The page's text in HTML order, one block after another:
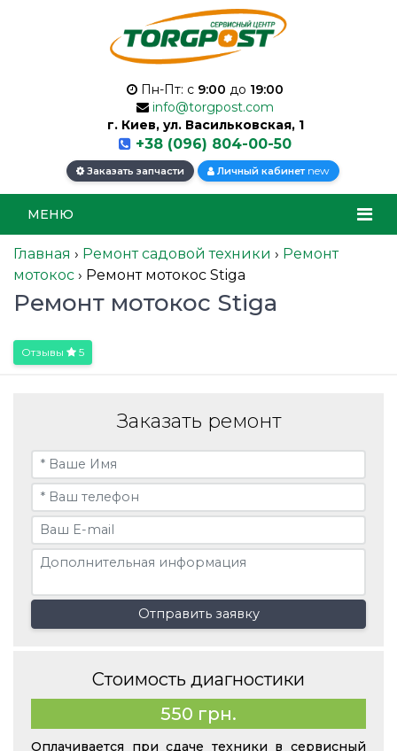
Пн-Пт: с 9:00 до 19:00
info@torgpost.com
г. Киев, ул. Васильковская, 1
+38 (096) 804-00-50
Заказать запчасти Личный кабинет new
МЕНЮ
Главная › Ремонт садовой техники › Ремонт
мотокос › Ремонт мотокос Stiga
Ремонт мотокос Stiga
Отзывы 5
Заказать ремонт
Отправить заявку
Стоимость диагностики
550 грн.
Оплачивается при сдаче техники в сервисный